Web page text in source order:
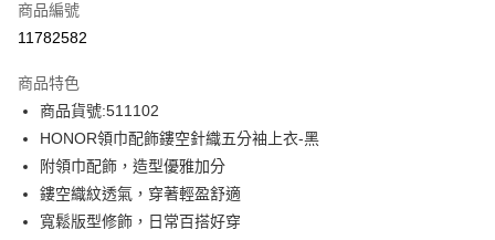
超商取貨付款
Apple Pay
街口支付
悠遊付
Google Pay
商品編號
11782582
商品特色
商品貨號:511102
HONOR領巾配飾鏤空針織五分袖上衣-黑
附領巾配飾，造型優雅加分
鏤空織紋透氣，穿著輕盈舒適
寬鬆版型修飾，日常百搭好穿